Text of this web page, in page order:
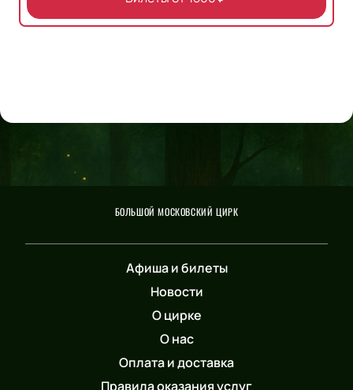
БОЛЬШОЙ МОСКОВСКИЙ ЦИРК
Афиша и билеты
Новости
О цирке
О нас
Оплата и доставка
Правила оказания услуг